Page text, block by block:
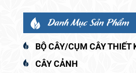
Danh Mục Sản Phẩm
BỘ CÂY/CỤM CÂY THIẾT
CÂY CẢNH